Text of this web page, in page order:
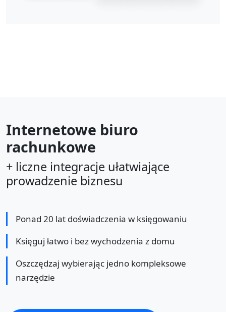
Internetowe biuro
rachunkowe
+ liczne integracje ułatwiające
prowadzenie biznesu
Ponad 20 lat doświadczenia w księgowaniu
Księguj łatwo i bez wychodzenia z domu
Oszczędzaj wybierając jedno kompleksowe
narzędzie